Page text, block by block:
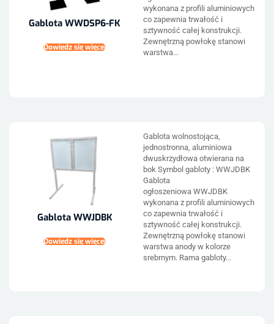
Gablota WWDSP6-FK
Dowiedz się więcej
wykonana z profili aluminiowych
co zapewnia trwałość i
sztywność całej konstrukcji.
Zewnętrzną powłokę stanowi
warstwa...
Gablota WWJDBK
Dowiedz się więcej
Gablota wolnostojąca,
jednostronna, aluminiowa
dwuskrzydłowa otwierana na
bok Symbol gabloty : WWJDBK
Gablota
ogłoszeniowa WWJDBK
wykonana z profili aluminiowych
co zapewnia trwałość i
sztywność całej konstrukcji.
Zewnętrzną powłokę stanowi
warstwa anody w kolorze
srebrnym. Rama gabloty...